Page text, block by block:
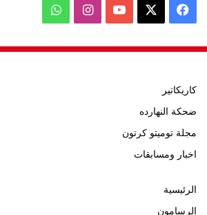
فيسبوك ‫YouTubeانستقرامواتساب
كاريكاتير
ضحكة النهارده
مجلة توميتو كرتون
اخبار ومسابقات
الرئيسية
الرسامون